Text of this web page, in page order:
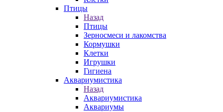
Птицы
Назад
Птицы
Зерносмеси и лакомства
Кормушки
Клетки
Игрушки
Гигиена
Аквариумистика
Назад
Аквариумистика
Аквариумы